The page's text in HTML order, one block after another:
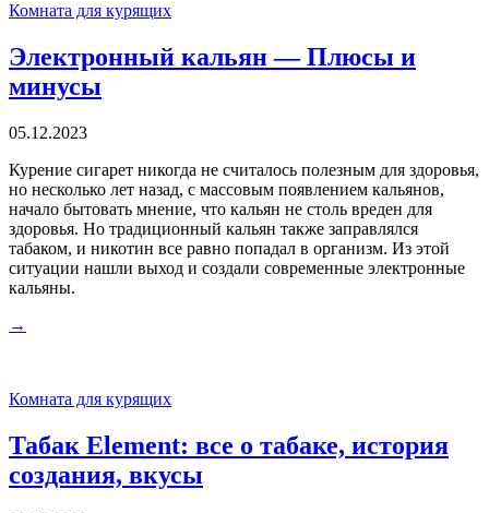
Комната для курящих
Электронный кальян — Плюсы и
минусы
05.12.2023
Курение сигарет никогда не считалось полезным для здоровья,
но несколько лет назад, с массовым появлением кальянов,
начало бытовать мнение, что кальян не столь вреден для
здоровья. Но традиционный кальян также заправлялся
табаком, и никотин все равно попадал в организм. Из этой
ситуации нашли выход и создали современные электронные
кальяны.
→
Комната для курящих
Табак Element: все о табаке, история
создания, вкусы